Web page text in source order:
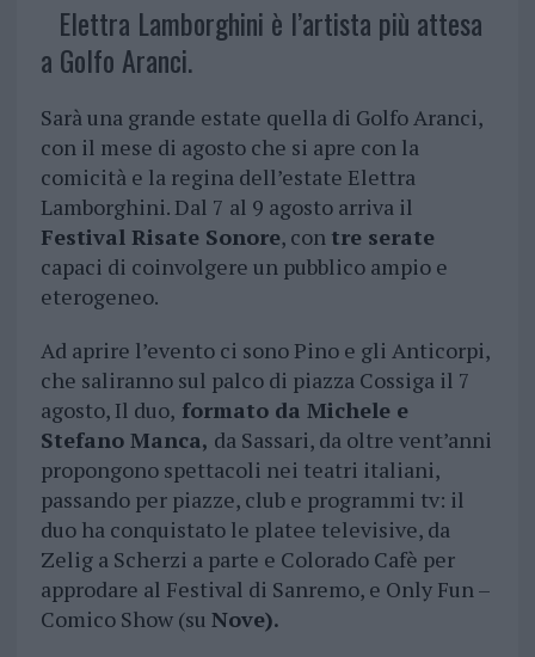
Elettra Lamborghini è l’artista più attesa
a Golfo Aranci.
Sarà una grande estate quella di Golfo Aranci,
con il mese di agosto che si apre con la
comicità e la regina dell’estate Elettra
Lamborghini. Dal 7 al 9 agosto arriva il
Festival Risate Sonore, con tre serate
capaci di coinvolgere un pubblico ampio e
eterogeneo.
Ad aprire l’evento ci sono Pino e gli Anticorpi,
che saliranno sul palco di piazza Cossiga il 7
agosto, Il duo, formato da Michele e
Stefano Manca, da Sassari, da oltre vent’anni
propongono spettacoli nei teatri italiani,
passando per piazze, club e programmi tv: il
duo ha conquistato le platee televisive, da
Zelig a Scherzi a parte e Colorado Cafè per
approdare al Festival di Sanremo, e Only Fun –
Comico Show (su Nove).